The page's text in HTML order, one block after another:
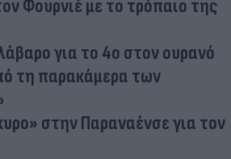
Φουρνιέ με το τρόπαιο της
για το 4ο στον ουρανό
τη παρακάμερα των
στην Παραναένσε για τον